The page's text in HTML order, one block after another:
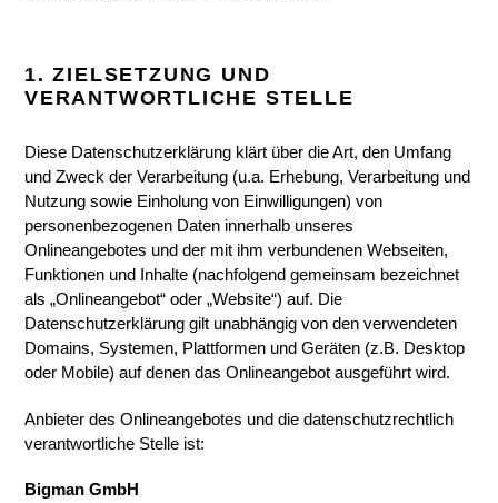
1. ZIELSETZUNG UND
VERANTWORTLICHE STELLE
Diese Datenschutzerklärung klärt über die Art, den Umfang
und Zweck der Verarbeitung (u.a. Erhebung, Verarbeitung und
Nutzung sowie Einholung von Einwilligungen) von
personenbezogenen Daten innerhalb unseres
Onlineangebotes und der mit ihm verbundenen Webseiten,
Funktionen und Inhalte (nachfolgend gemeinsam bezeichnet
als „Onlineangebot“ oder „Website“) auf. Die
Datenschutzerklärung gilt unabhängig von den verwendeten
Domains, Systemen, Plattformen und Geräten (z.B. Desktop
oder Mobile) auf denen das Onlineangebot ausgeführt wird.
Anbieter des Onlineangebotes und die datenschutzrechtlich
verantwortliche Stelle ist:
Bigman GmbH